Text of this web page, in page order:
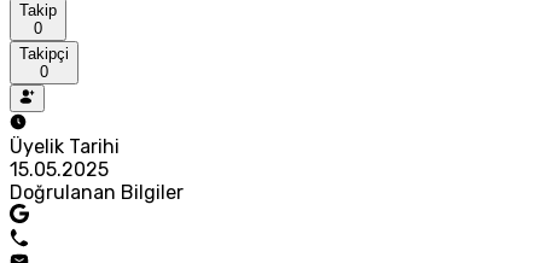
Takip
0
Takipçi
0
Üyelik Tarihi
15.05.2025
Doğrulanan Bilgiler